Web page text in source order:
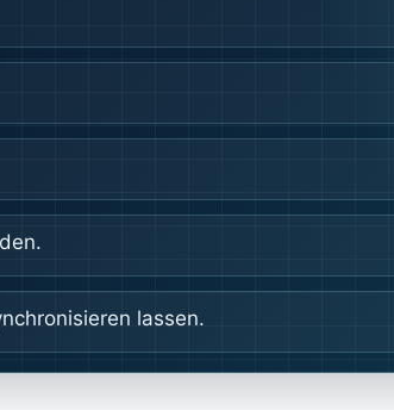
lassen.